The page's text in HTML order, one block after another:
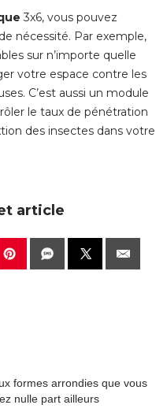
3x6, vous pouvez
nécessité. Par exemple,
sur n’importe quelle
votre espace contre les
C’est aussi un module
le taux de pénétration
des insectes dans votre
article
formes arrondies que vous
nulle part ailleurs